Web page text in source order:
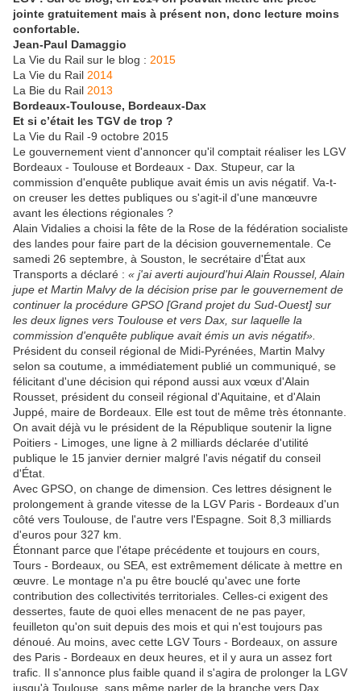
jointe gratuitement mais à présent non, donc lecture moins
confortable.
Jean-Paul Damaggio
La Vie du Rail sur le blog : 2015
La Vie du Rail 2014
La Bie du Rail 2013
Bordeaux-Toulouse, Bordeaux-Dax
Et si c’était les TGV de trop ?
La Vie du Rail -9 octobre 2015
Le gouvernement vient d'annoncer qu'il comptait réaliser les LGV
Bordeaux - Toulouse et Bordeaux - Dax. Stupeur, car la
commission d'enquête publique avait émis un avis négatif. Va-t-
on creuser les dettes publiques ou s'agit-il d'une manœuvre
avant les élections régionales ?
Alain Vidalies a choisi la fête de la Rose de la fédération socialiste
des landes pour faire part de la décision gouvernementale. Ce
samedi 26 septembre, à Souston, le secrétaire d'État aux
Transports a déclaré : « j'ai averti aujourd'hui Alain Roussel, Alain
jupe et Martin Malvy de la décision prise par le gouvernement de
continuer la procédure GPSO [Grand projet du Sud-Ouest] sur
les deux lignes vers Toulouse et vers Dax, sur laquelle la
commission d'enquête publique avait émis un avis négatif».
Président du conseil régional de Midi-Pyrénées, Martin Malvy
selon sa coutume, a immédiatement publié un communiqué, se
félicitant d'une décision qui répond aussi aux vœux d'Alain
Rousset, président du conseil régional d'Aquitaine, et d'Alain
Juppé, maire de Bordeaux. Elle est tout de même très étonnante.
On avait déjà vu le président de la République soutenir la ligne
Poitiers - Limoges, une ligne à 2 milliards déclarée d'utilité
publique le 15 janvier dernier malgré l'avis négatif du conseil
d'État.
Avec GPSO, on change de dimension. Ces lettres désignent le
prolongement à grande vitesse de la LGV Paris - Bordeaux d'un
côté vers Toulouse, de l'autre vers l'Espagne. Soit 8,3 milliards
d'euros pour 327 km.
Étonnant parce que l'étape précédente et toujours en cours,
Tours - Bordeaux, ou SEA, est extrêmement délicate à mettre en
œuvre. Le montage n'a pu être bouclé qu'avec une forte
contribution des collectivités territoriales. Celles-ci exigent des
dessertes, faute de quoi elles menacent de ne pas payer,
feuilleton qu'on suit depuis des mois et qui n'est toujours pas
dénoué. Au moins, avec cette LGV Tours - Bordeaux, on assure
des Paris - Bordeaux en deux heures, et il y aura un assez fort
trafic. Il s'annonce plus faible quand il s'agira de prolonger la LGV
jusqu'à Toulouse, sans même parler de la branche vers Dax.